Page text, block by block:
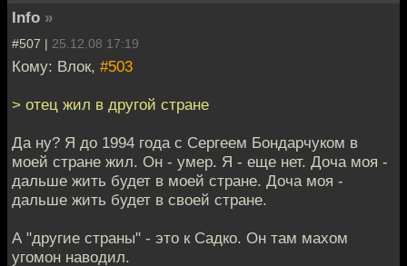
Info »
#507 | 25.12.08 17:19
Кому: Влок, #503
> отец жил в другой стране
Да ну? Я до 1994 года с Сергеем Бондарчуком в
моей стране жил. Он - умер. Я - еще нет. Доча моя -
дальше жить будет в моей стране. Доча моя -
дальше жить будет в своей стране.
А "другие страны" - это к Садко. Он там махом
угомон наводил.